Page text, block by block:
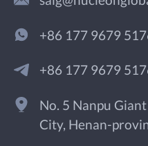
+86 177 9679
+86 177 9679
No. 5 Nanpu
City, Henan-